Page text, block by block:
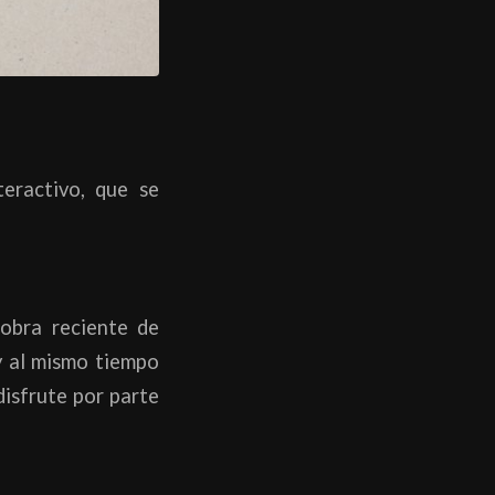
que se
reciente de
mismo tiempo
por parte